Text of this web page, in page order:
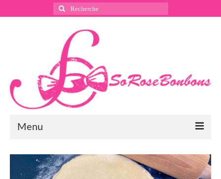
Rechercher
:
Menu
Suivez nous
Instagram